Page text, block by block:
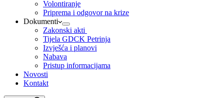
Volontiranje
Priprema i odgovor na krize
Dokumenti
Zakonski akti
Tijela GDCK Petrinja
Izvješća i planovi
Nabava
Pristup informacijama
Novosti
Kontakt